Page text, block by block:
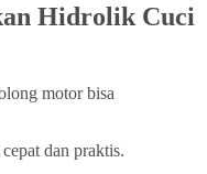
Hidrolik Cuci
motor bisa
dan praktis.